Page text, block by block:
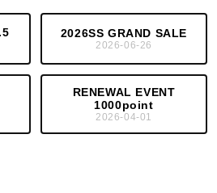
2026SS GRAND SALE
2026-06-26
RENEWAL EVENT
1000point
2026-04-01